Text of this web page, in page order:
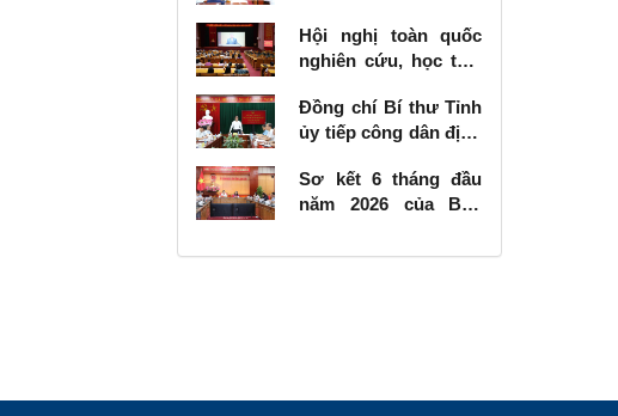
kỳ 2026 - 2031
Hội nghị toàn quốc
nghiên cứu, học tập,
khai thực hiện Nghị
quyết số 10-NQ/TW
phát triển kinh tế có
vốn đầu tư nước
Đồng chí Bí thư Tỉnh
ủy tiếp công dân định
Sơ kết 6 tháng đầu
năm 2026 của Ban
các công trình, dự án